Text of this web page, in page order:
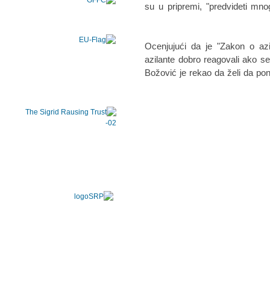
su u pripremi, "predvideti
Ocenjujući da je "Zakon o
azilante dobro reagovali ako
Božović je rekao da želi da